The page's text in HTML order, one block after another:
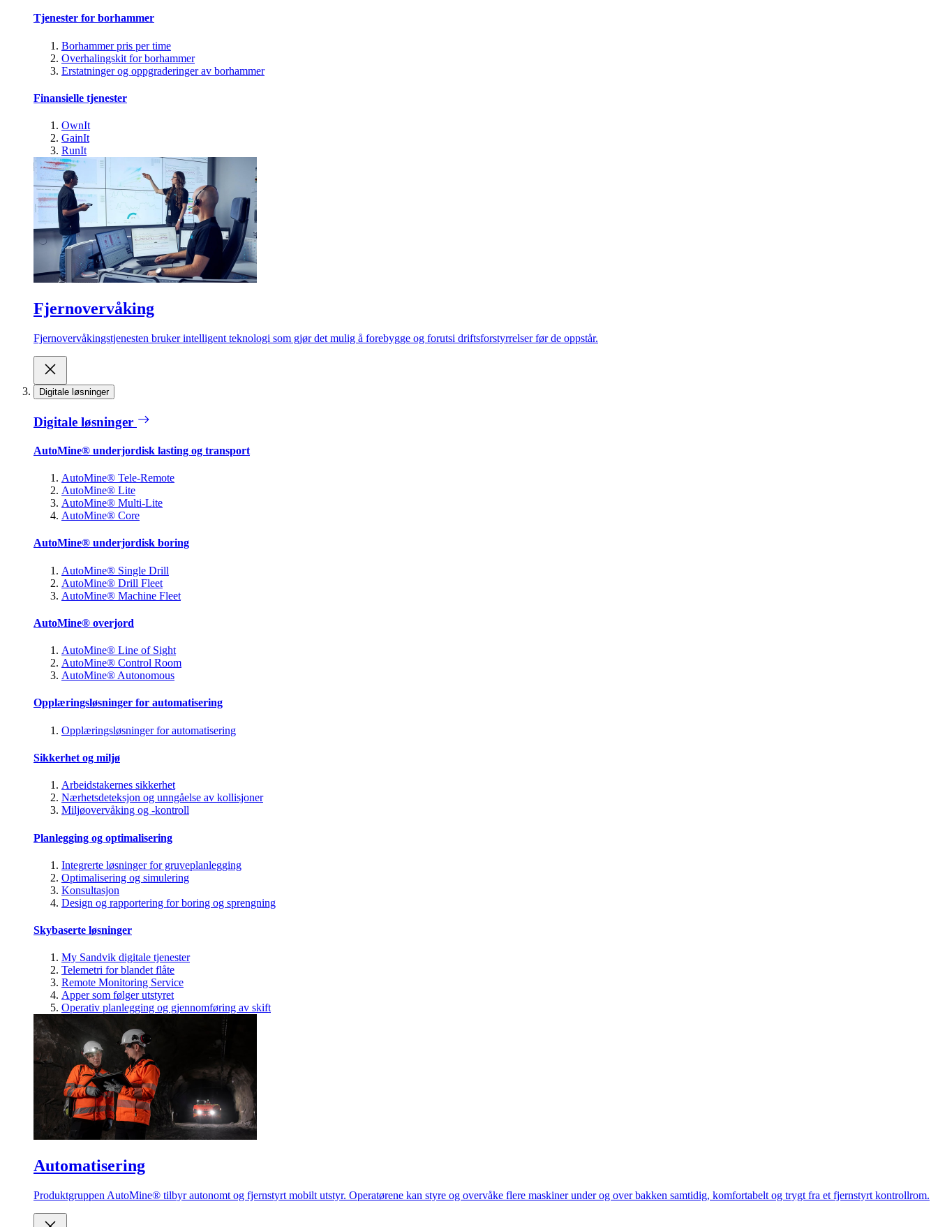
Tjenester for borhammer
Borhammer pris per time
Overhalingskit for borhammer
Erstatninger og oppgraderinger av borhammer
Finansielle tjenester
OwnIt
GainIt
RunIt
Fjernovervåking
Fjernovervåkingstjenesten bruker intelligent teknologi som gjør det mulig å forebygge og forutsi driftsforstyrrelser før de oppstår.
Digitale løsninger
Digitale løsninger
AutoMine® underjordisk lasting og transport
AutoMine® Tele-Remote
AutoMine® Lite
AutoMine® Multi-Lite
AutoMine® Core
AutoMine® underjordisk boring
AutoMine® Single Drill
AutoMine® Drill Fleet
AutoMine® Machine Fleet
AutoMine® overjord
AutoMine® Line of Sight
AutoMine® Control Room
AutoMine® Autonomous
Opplæringsløsninger for automatisering
Opplæringsløsninger for automatisering
Sikkerhet og miljø
Arbeidstakernes sikkerhet
Nærhetsdeteksjon og unngåelse av kollisjoner
Miljøovervåking og -kontroll
Planlegging og optimalisering
Integrerte løsninger for gruveplanlegging
Optimalisering og simulering
Konsultasjon
Design og rapportering for boring og sprengning
Skybaserte løsninger
My Sandvik digitale tjenester
Telemetri for blandet flåte
Remote Monitoring Service
Apper som følger utstyret
Operativ planlegging og gjennomføring av skift
Automatisering
Produktgruppen AutoMine® tilbyr autonomt og fjernstyrt mobilt utstyr. Operatørene kan styre og overvåke flere maskiner under og over bakken samtidig, komfortabelt og trygt fra et fjernstyrt kontrollrom.